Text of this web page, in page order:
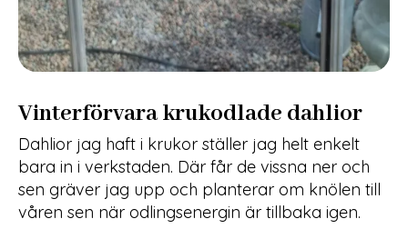
Vinterförvara krukodlade dahlior
Dahlior jag haft i krukor ställer jag helt enkelt
bara in i verkstaden. Där får de vissna ner och
sen gräver jag upp och planterar om knölen till
våren sen när odlingsenergin är tillbaka igen.